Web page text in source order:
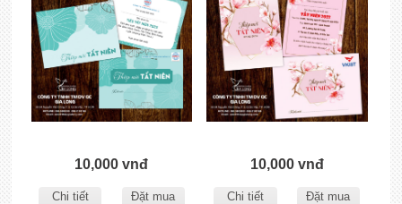
10,000 vnđ
Chi tiết Đặt mua
10,000 vnđ
Chi tiết Đặt mua